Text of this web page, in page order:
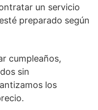
un servicio
preparado según
cumpleaños,
sin
los